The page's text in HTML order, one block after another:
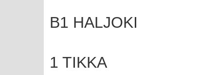
B1 HALJOKI
1 TIKKA